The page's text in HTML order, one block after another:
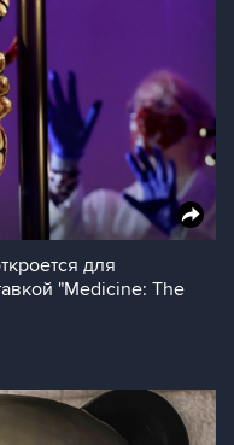
для
"Medicine: The